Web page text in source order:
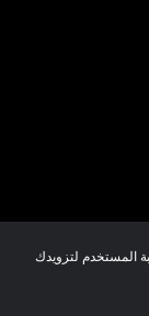
المستخدم لتزويدك